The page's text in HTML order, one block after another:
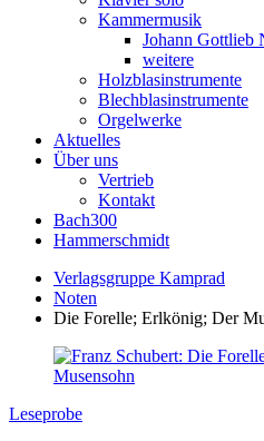
Kammermusik
Johann Gottlieb
weitere
Holzblasinstrumente
Blechblasinstrumente
Orgelwerke
Aktuelles
Über uns
Vertrieb
Kontakt
Bach300
Hammerschmidt
Verlagsgruppe Kamprad
Noten
Die Forelle; Erlkönig; Der
Leseprobe